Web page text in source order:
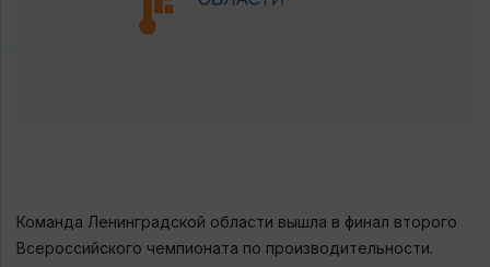
Команда Ленинградской области вышла в финал второго
Всероссийского чемпионата по производительности.